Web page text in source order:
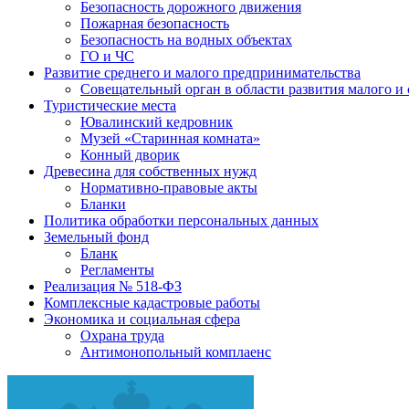
Безопасность дорожного движения
Пожарная безопасность
Безопасность на водных объектах
ГО и ЧС
Развитие среднего и малого предпринимательства
Совещательный орган в области развития малого и
Туристические места
Ювалинский кедровник
Музей «Старинная комната»
Конный дворик
Древесина для собственных нужд
Нормативно-правовые акты
Бланки
Политика обработки персональных данных
Земельный фонд
Бланк
Регламенты
Реализация № 518-ФЗ
Комплексные кадастровые работы
Экономика и социальная сфера
Охрана труда
Антимонопольный комплаенс